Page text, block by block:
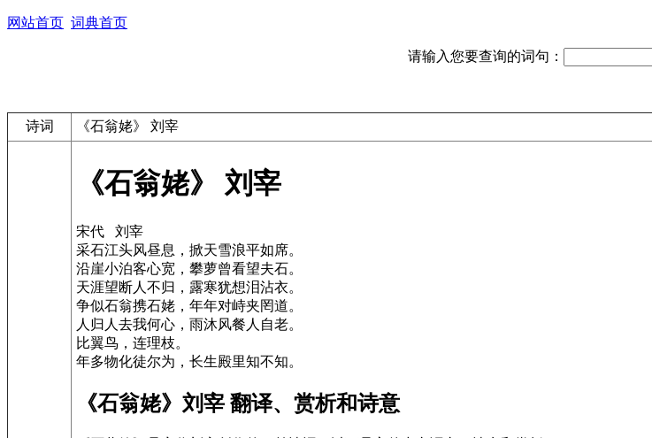
网站首页 词典首页
请输入您要查询的词句：
诗词 《石翁姥》 刘宰
《石翁姥》 刘宰
宋代 刘宰
采石江头风昼息，掀天雪浪平如席。
沿崖小泊客心宽，攀萝曾看望夫石。
天涯望断人不归，露寒犹想泪沾衣。
争似石翁携石姥，年年对峙夹罔道。
人归人去我何心，雨沐风餐人自老。
比翼鸟，连理枝。
年多物化徒尔为，长生殿里知不知。
《石翁姥》刘宰 翻译、赏析和诗意